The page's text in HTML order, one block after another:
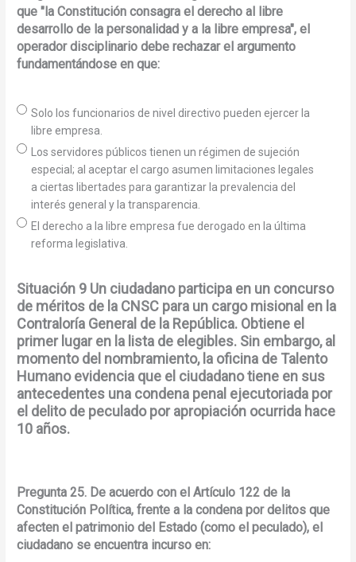
que "la Constitución consagra el derecho al libre
desarrollo de la personalidad y a la libre empresa", el
operador disciplinario debe rechazar el argumento
fundamentándose en que:
Solo los funcionarios de nivel directivo pueden ejercer la
libre empresa.
Los servidores públicos tienen un régimen de sujeción
especial; al aceptar el cargo asumen limitaciones legales
a ciertas libertades para garantizar la prevalencia del
interés general y la transparencia.
El derecho a la libre empresa fue derogado en la última
reforma legislativa.
Situación 9 Un ciudadano participa en un concurso
de méritos de la CNSC para un cargo misional en la
Contraloría General de la República. Obtiene el
primer lugar en la lista de elegibles. Sin embargo, al
momento del nombramiento, la oficina de Talento
Humano evidencia que el ciudadano tiene en sus
antecedentes una condena penal ejecutoriada por
el delito de peculado por apropiación ocurrida hace
10 años.
Pregunta 25. De acuerdo con el Artículo 122 de la
Constitución Política, frente a la condena por delitos que
afecten el patrimonio del Estado (como el peculado), el
ciudadano se encuentra incurso en: